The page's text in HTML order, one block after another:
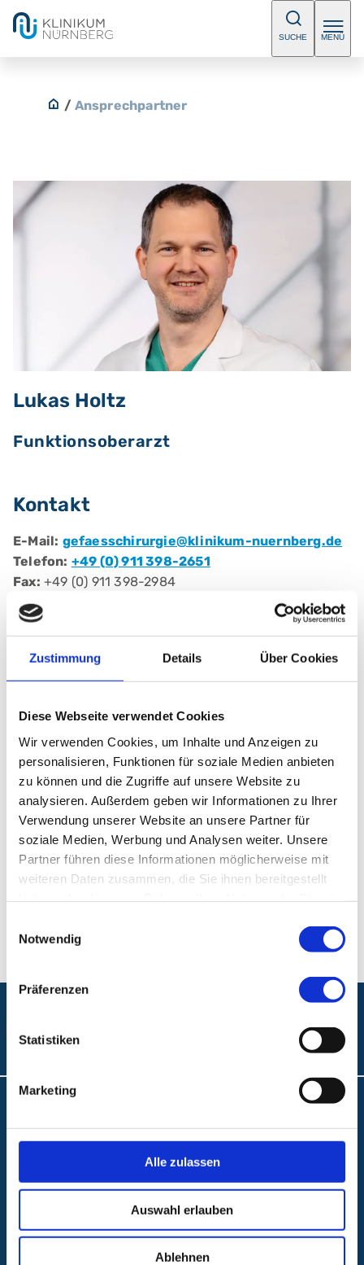
Zustimmung Details Über Cookies
Diese Webseite verwendet Cookies
Wir verwenden Cookies, um Inhalte und Anzeigen zu
personalisieren, Funktionen für soziale Medien anbieten
zu können und die Zugriffe auf unsere Website zu
analysieren. Außerdem geben wir Informationen zu Ihrer
Verwendung unserer Website an unsere Partner für
soziale Medien, Werbung und Analysen weiter. Unsere
Partner führen diese Informationen möglicherweise mit
weiteren Daten zusammen, die Sie ihnen bereitgestellt
Notwendig
Präferenzen
Statistiken
Marketing
Alle zulassen
Auswahl erlauben
Ablehnen
SUCHE MENÜ
/ Ansprechpartner
Lukas Holtz
Funktionsoberarzt
Kontakt
E-Mail: gefaesschirurgie@klinikum-nuernberg.de
Telefon: +49 (0) 911 398-2651
Fax: +49 (0) 911 398-2984
Berufliche Qualifikationen
Fachärztin/ Facharzt für:Gefäßchirurgie
Endovasculäre Chirurgie
Klinikum Nürnberg, Campus Süd
Breslauer Str. 201
90471 Nürnberg
Telefon: +49 (0) 911 398-2651
A.R.Z. Ambulantes Rehabilitationszentrum
ABC Ambulantes BehandlungsCentrum